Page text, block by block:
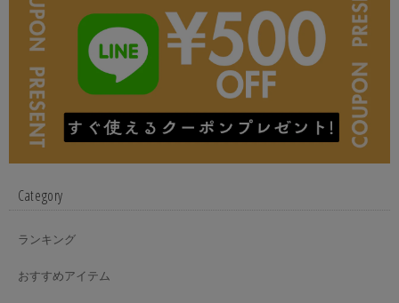
Category
ランキング
おすすめアイテム